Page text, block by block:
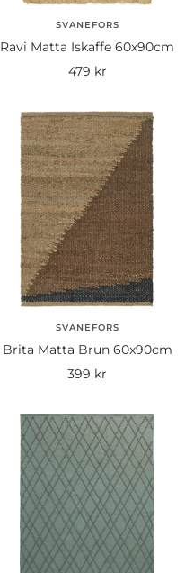
SVANEFORS
Ravi Matta Iskaffe 60x90cm
Rea-
479 kr
SVANEFORS
Brita Matta Brun 60x90cm
Rea-
399 kr